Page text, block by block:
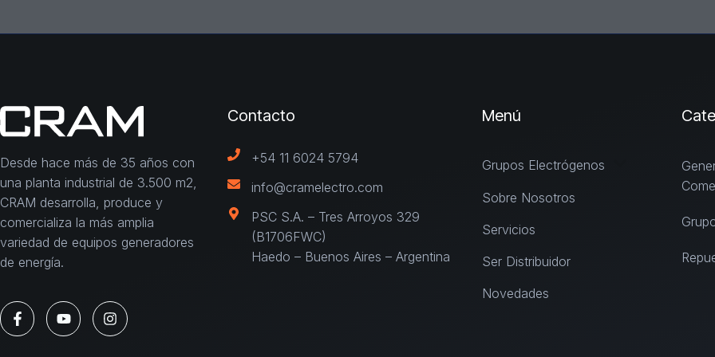
Desde hace más de 35 años con
una planta industrial de 3.500 m2,
CRAM desarrolla, produce y
comercializa la más amplia
variedad de equipos generadores
de energía.
Contacto
+54 11 6024 5794
info@cramelectro.com
PSC S.A. – Tres Arroyos 329
(B1706FWC)
Haedo – Buenos Aires – Argentina
Menú
Grupos Electrógenos
Sobre Nosotros
Servicios
Ser Distribuidor
Novedades